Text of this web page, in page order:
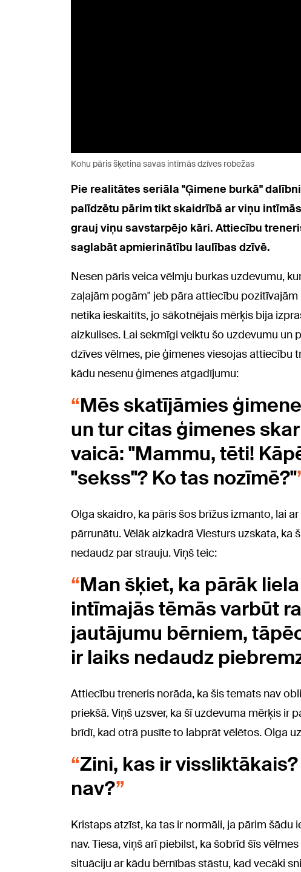
Kohu pāris šķetina savas intīmās dzīves robežas
Pie realitātes seriāla "Ģimene burkā"
palīdzētu pārim tikt skaidrībā ar viņu
grauj viņu savstarpējo kāri. Attiecību
saglabāt apmierinātību laulības dzīvē.
Nesen pāris veica vēlmju burkas uzdevumu,
zaļajām pogām" jeb pāra attiecību
netika ieskaitīts, jo sākotnējais mērķis bija
aizkulises. Lai sekmīgi veiktu šo uzdevumu
dzīves vēlmes, pie ģimenes viesojas attiecību
kādu nesenu ģimenes atgadījumu:
Mēs skatījāmies
un tur citas ģimenes
vaicā: "Mammu, tēti!
"sekss"? Ko tas nozīmē?"
Olga skaidro, ka pāris šos brīžus izmanto, lai
pārrunātu. Vēlāk aizkadrā Viesturs uzskata,
nedaudz par strauju. Viņš teic:
Man šķiet, ka pārāk
intīmajās tēmās varbūt
jautājumu bērniem,
ir laiks nedaudz
Attiecību treneris norāda, ka šis temats nav
priekšā. Viņš uzsver, ka šī uzdevuma mērķis ir
brīdī, kad otrā pusīte to labprāt vēlētos. Olga
Zini, kas ir
nav?
Kristaps atzīst, ka tas ir normāli, ja pārim šādu
nav. Tiesa, viņš arī piebilst, ka šobrīd šīs
situāciju ar kādu bērnības stāstu, kad vecāki